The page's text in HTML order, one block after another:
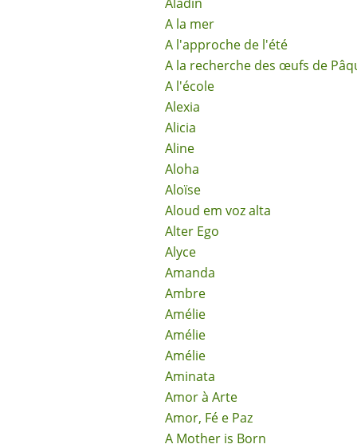
A la mer
A l'approche de l'été
A la recherche des œufs de
A l'école
Alexia
Alicia
Aline
Aloha
Aloïse
Aloud em voz alta
Alter Ego
Alyce
Amanda
Ambre
Amélie
Amélie
Amélie
Aminata
Amor à Arte
Amor, Fé e Paz
A Mother is Born